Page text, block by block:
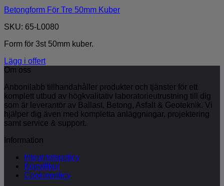
Betongform För Tre 50mm Kuber
SKU: 65-L0080
Form för 3st 50mm kuber.
Lägg i offert
Om oss
Anbonilabb tillhandahåller produkter och tjänster för ett
komplett utbud av högkvalitativ laboratorieutrustning till dig
som är leverantör av Ballast, Betong, Asfalt & Geoteknik. Vi
hjälper dig även med kompletta anläggningar, projektering
samt service & support.
Information
Integritetspolicy
Köpvillkor
Cookiepolicy